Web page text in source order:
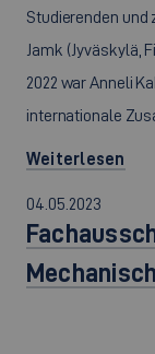
Studierenden und
Jamk (Jyväskylä,
2022 war Anneli
internationale
Weiterlesen
04.05.2023